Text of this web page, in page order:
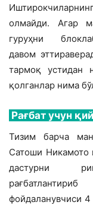
олмайди. Агар
гуруҳни
давом
тармоқ устидан
қолганлар нима
Рағбат учун
Тизим барча
Сатоши Никамото
дастурни
фойдаланувчиси